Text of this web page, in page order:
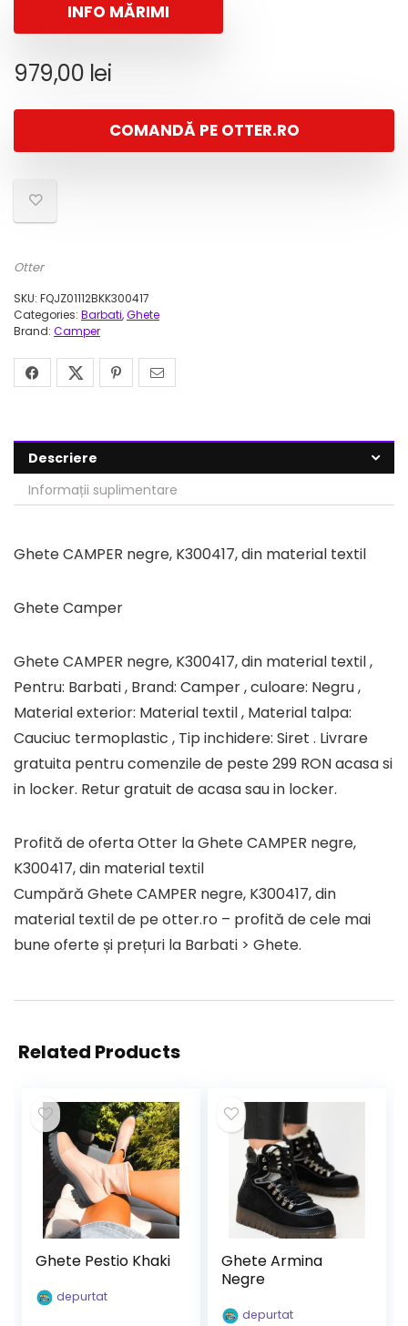
INFO MĂRIMI
979,00 lei
COMANDĂ PE OTTER.RO
Otter
SKU: FQJZ01112BKK300417
Categories: Barbati,Ghete
Brand: Camper
Descriere
Informații suplimentare
Ghete CAMPER negre, K300417, din material textil
Ghete Camper
Ghete CAMPER negre, K300417, din material textil ,
Pentru: Barbati , Brand: Camper , culoare: Negru ,
Material exterior: Material textil , Material talpa:
Cauciuc termoplastic , Tip inchidere: Siret . Livrare
gratuita pentru comenzile de peste 299 RON acasa si
in locker. Retur gratuit de acasa sau in locker.
Profită de oferta Otter la Ghete CAMPER negre,
K300417, din material textil
Cumpără Ghete CAMPER negre, K300417, din
material textil de pe otter.ro – profită de cele mai
bune oferte și prețuri la Barbati > Ghete.
Related Products
Ghete Pestio Khaki
depurtat
Ghete Armina
Negre
depurtat